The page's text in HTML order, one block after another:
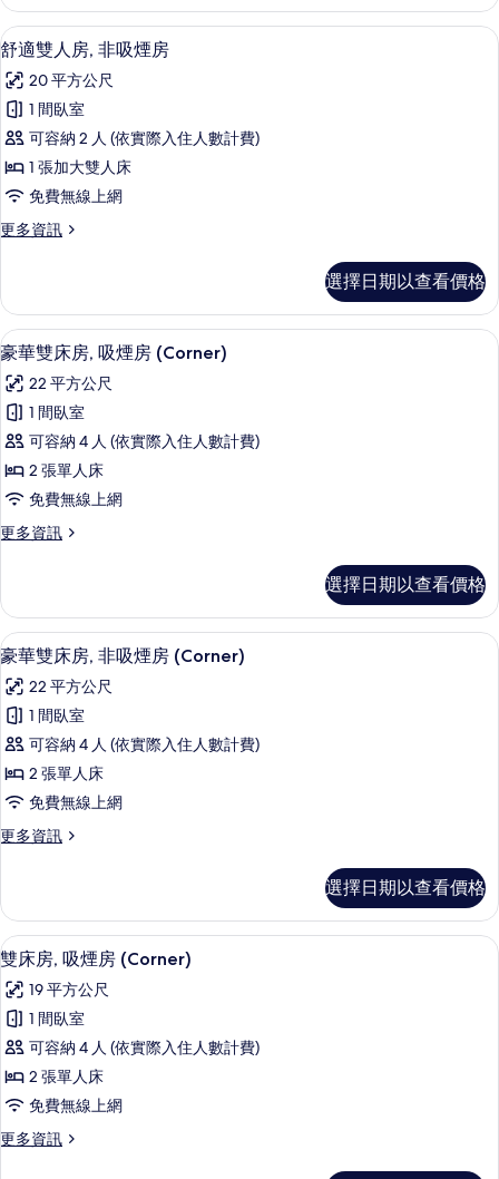
的
所
有
相
片
雙
人
房,
煙
房
的
詳
情
顯
示
舒
適
雙
人
非
煙
房
的
所
有
相
片
羽絨被、書桌、遮光布/窗簾、熨斗/熨
5
舒適雙人房, 非吸煙房
20 平方公尺
1 間臥室
可容納 2 人 (依實際入住人數計費)
1 張加大雙人床
免費無線上網
更多資訊
更
雙
人
房,
吸
煙
房
的
詳
情
選擇日期以查看價格
顯
示
豪
華
雙
床
吸
房
(Corner)
的
所
有
相
片
羽絨被、書桌、遮光布/窗簾、熨斗/熨
4
豪華雙床房, 吸煙房 (Corner)
22 平方公尺
1 間臥室
可容納 4 人 (依實際入住人數計費)
2 張單人床
免費無線上網
更多資訊
更
雙
床
房,
煙
房
(Corner)
的
詳
情
選擇日期以查看價格
顯
示
豪
華
雙
床
非
煙
房
(Corner)
的
所
有
相
片
羽絨被、書桌、遮光布/窗簾、熨斗/熨
4
豪華雙床房, 非吸煙房 (Corner)
22 平方公尺
1 間臥室
可容納 4 人 (依實際入住人數計費)
2 張單人床
免費無線上網
更多資訊
更
雙
床
房,
吸
煙
房
(Corner)
的
詳
情
選擇日期以查看價格
顯
示
雙
床
房,
吸
房
羽絨被、書桌、遮光布/窗簾、熨斗/熨
5
雙床房, 吸煙房 (Corner)
19 平方公尺
1 間臥室
可容納 4 人 (依實際入住人數計費)
2 張單人床
免費無線上網
更多資訊
更